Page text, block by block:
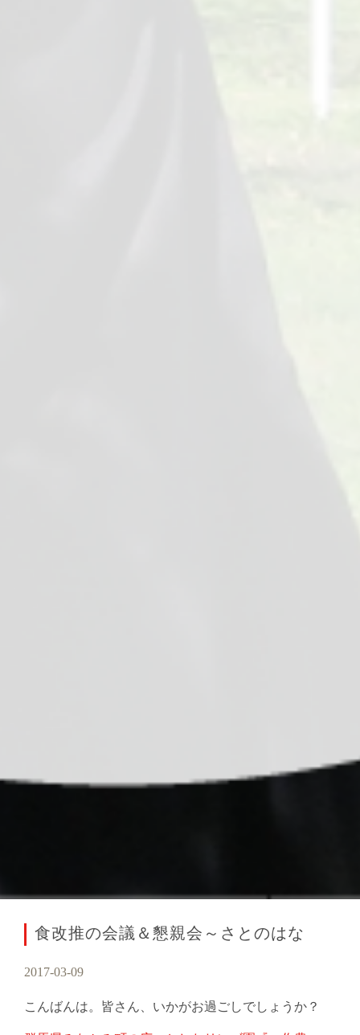
食改推の会議＆懇親会～さとのはな
2017-03-09
こんばんは。皆さん、いかがお過ごしでしょうか？